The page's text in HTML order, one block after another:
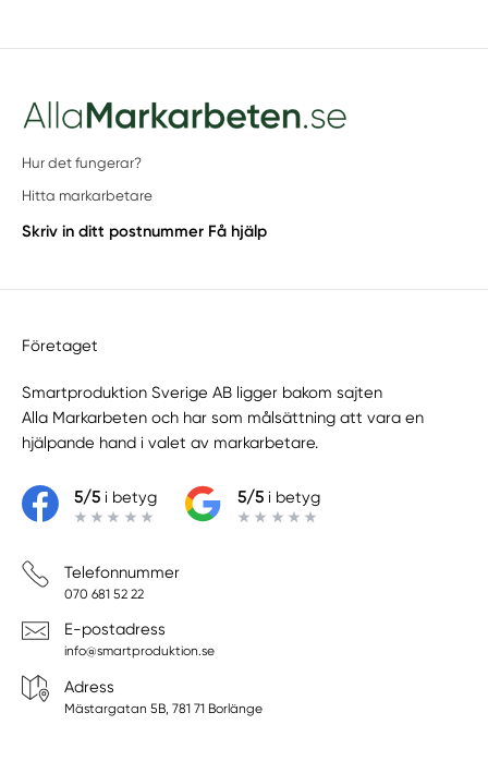
Hur det fungerar?
Hitta markarbetare
Skriv in ditt postnummer Få hjälp
Företaget
Smartproduktion Sverige AB ligger bakom sajten
Alla Markarbeten och har som målsättning att vara en
hjälpande hand i valet av markarbetare.
5/5i betyg 5/5i betyg
Telefonnummer
070 681 52 22
E-postadress
info@smartproduktion.se
Adress
Mästargatan 5B, 781 71 Borlänge